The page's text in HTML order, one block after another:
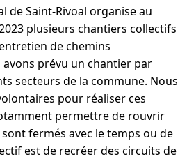
de Saint-Rivoal organise au
plusieurs chantiers collectifs
de chemins
prévu un chantier par
secteurs de la commune. Nous
pour réaliser ces
permettre de rouvrir
fermés avec le temps ou de
est de recréer des circuits de